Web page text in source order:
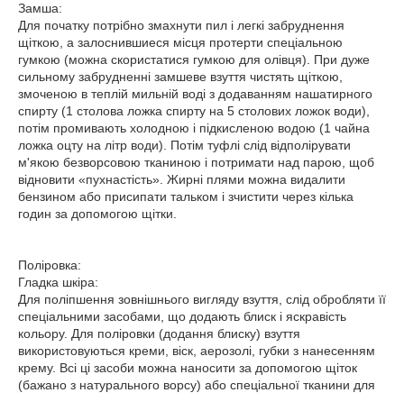
Замша:
Для початку потрібно змахнути пил і легкі забруднення
щіткою, а залоснившиеся місця протерти спеціальною
гумкою (можна скористатися гумкою для олівця). При дуже
сильному забрудненні замшеве взуття чистять щіткою,
змоченою в теплій мильній воді з додаванням нашатирного
спирту (1 столова ложка спирту на 5 столових ложок води),
потім промивають холодною і підкисленою водою (1 чайна
ложка оцту на літр води). Потім туфлі слід відполірувати
м'якою безворсовою тканиною і потримати над парою, щоб
відновити «пухнастість». Жирні плями можна видалити
бензином або присипати тальком і зчистити через кілька
годин за допомогою щітки.
Поліровка:
Гладка шкіра:
Для поліпшення зовнішнього вигляду взуття, слід обробляти її
спеціальними засобами, що додають блиск і яскравість
кольору. Для поліровки (додання блиску) взуття
використовуються креми, віск, аерозолі, губки з нанесенням
крему. Всі ці засоби можна наносити за допомогою щіток
(бажано з натурального ворсу) або спеціальної тканини для